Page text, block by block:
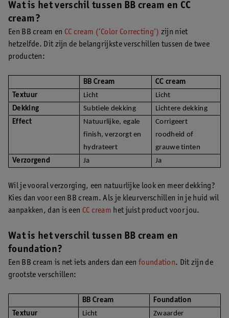
Wat is het verschil tussen BB cream en CC
cream?
Een BB cream en CC cream (‘Color Correcting’) zijn niet
hetzelfde. Dit zijn de belangrijkste verschillen tussen de twee
producten:
BB Cream
CC cream
Textuur
Licht
Licht
Dekking
Subtiele dekking
Lichtere dekking
Effect
Natuurlijke, egale
finish, verzorgt en
hydrateert
Corrigeert
roodheid of
grauwe tinten
Verzorgend
Ja Ja
Wil je vooral verzorging, een natuurlijke look en meer dekking?
Kies dan voor een BB cream. Als je kleurverschillen in je huid wil
aanpakken, dan is een CC cream het juist product voor jou.
Wat is het verschil tussen BB cream en
foundation?
Een BB cream is net iets anders dan eenfoundation. Dit zijn de
grootste verschillen:
BB Cream
Foundation
Textuur
Licht
Zwaarder